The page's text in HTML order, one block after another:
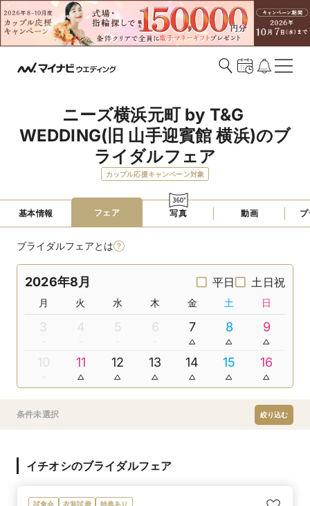
ニーズ横浜元町 by T&G
WEDDING(旧 山手迎賓館 横浜)のブ
ライダルフェア
カップル応援キャンペーン対象
基本情報 フェア 写真 動画
ブライダルフェアとは
2026年8月 平日 土日祝
月 火 水 木 金 土 日
3 4 5 6 7 8 9
10 11 12 13 14 15 16
条件未選択 絞り込む
イチオシのブライダルフェア
試食会 衣装試着 特典あり